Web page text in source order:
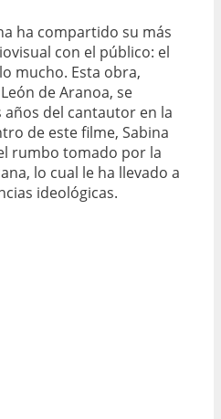
ha compartido su más
con el público: el
mucho. Esta obra,
de Aranoa, se
del cantautor en la
de este filme, Sabina
rumbo tomado por la
lo cual le ha llevado a
ideológicas.